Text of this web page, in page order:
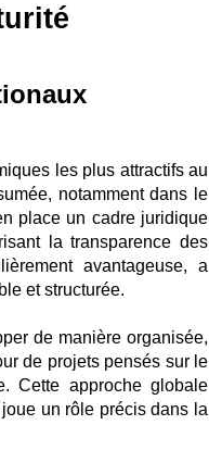
les plus attractifs au
notamment dans le
place un cadre juridique
la transparence des
avantageuse, a
et structurée.
de manière organisée,
de projets pensés sur le
Cette approche globale
un rôle précis dans la